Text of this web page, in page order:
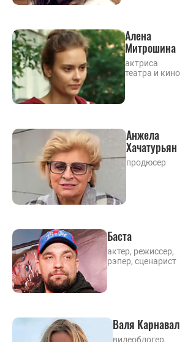
Алена
Митрошина
актриса
театра и кино
Анжела
Хачатурьян
продюсер
Баста
актер, режиссер,
рэпер, сценарист
Валя Карнавал
видеоблогер,